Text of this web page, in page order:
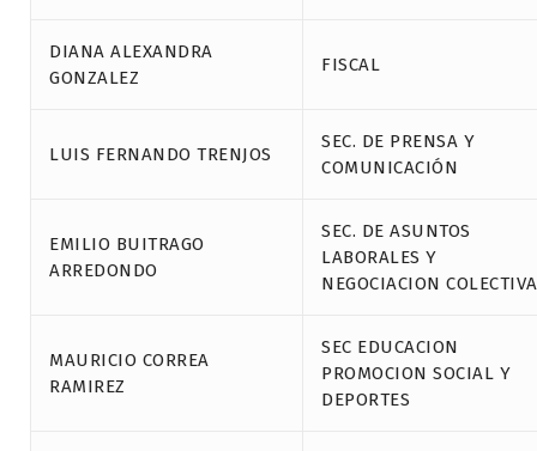
DIANA ALEXANDRA
GONZALEZ
FISCAL
LUIS FERNANDO TRENJOS
SEC. DE PRENSA Y
COMUNICACIÓN
EMILIO BUITRAGO
ARREDONDO
SEC. DE ASUNTOS
LABORALES Y
NEGOCIACION COLECTIVA
MAURICIO CORREA
RAMIREZ
SEC EDUCACION
PROMOCION SOCIAL Y
DEPORTES